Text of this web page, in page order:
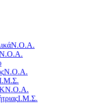
Ν.Ο.Α.
Ν.Ο.Α.
Ν.Ο.Α.
Ι.Μ.Σ.